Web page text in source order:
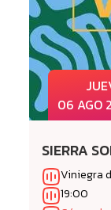
06 AGO
SIERRA
Viniegra
19:00